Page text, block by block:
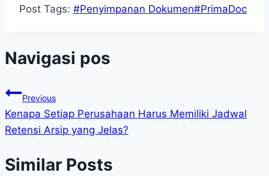
Post Tags: #Penyimpanan Dokumen#PrimaDoc
Navigasi pos
Previous
Kenapa Setiap Perusahaan Harus Memiliki Jadwal
Retensi Arsip yang Jelas?
Similar Posts